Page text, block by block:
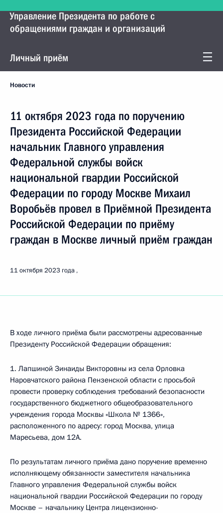
Управление Президента по работе с
обращениями граждан и организаций
Личный приём
Новости
11 октября 2023 года по поручению
Президента Российской Федерации
начальник Главного управления
Федеральной службы войск
национальной гвардии Российской
Федерации по городу Москве Михаил
Воробьёв провел в Приёмной Президента
Российской Федерации по приёму
граждан в Москве личный приём граждан
11 октября 2023 года
В ходе личного приёма были рассмотрены адресованные
Президенту Российской Федерации обращения:
1. Лапшиной Зинаиды Викторовны из села Орловка
Наровчатского района Пензенской области с просьбой
провести проверку соблюдения требований безопасности
государственного бюджетного общеобразовательного
учреждения города Москвы «Школа № 1366»,
расположенного по адресу: город Москва, улица
Маресьева, дом 12А.
По результатам личного приёма дано поручение временно
исполняющему обязанности заместителя начальника
Главного управления Федеральной службы войск
национальной гвардии Российской Федерации по городу
Москве – начальнику Центра лицензионно-